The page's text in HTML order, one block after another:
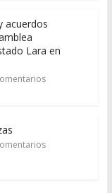
acuerdos
Lara en